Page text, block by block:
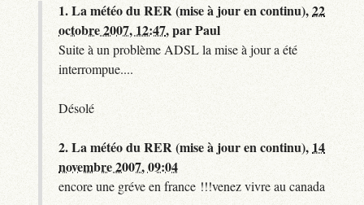
1.La météo du RER (mise à jour en continu),22
octobre 2007, 12:47,parPaul
Suite à un problème ADSL la mise à jour a été
interrompue....
Désolé
2.La météo du RER (mise à jour en continu), 14
novembre 2007, 09:04
encore une gréve en france !!!venez vivre au canada